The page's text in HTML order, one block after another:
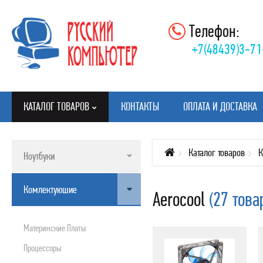
Телефон:
+7(48439)3-
КАТАЛОГ ТОВАРОВ
КАТАЛОГ ТОВАРОВ
КОНТАКТЫ ОПЛАТА И ДОСТАВКА
Ноутбуки
Комлектуюшие
Материнские Платы
Процессоры
Каталог товаров
Aerocool (27